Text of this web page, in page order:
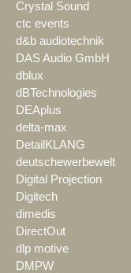
Crystal Sound
ctc events
d&b audiotechnik
DAS Audio GmbH
dblux
dBTechnologies
DEAplus
delta-max
DetailKLANG
deutschewerbewelt
Digital Projection
Digitech
dimedis
DirectOut
dlp motive
DMPW